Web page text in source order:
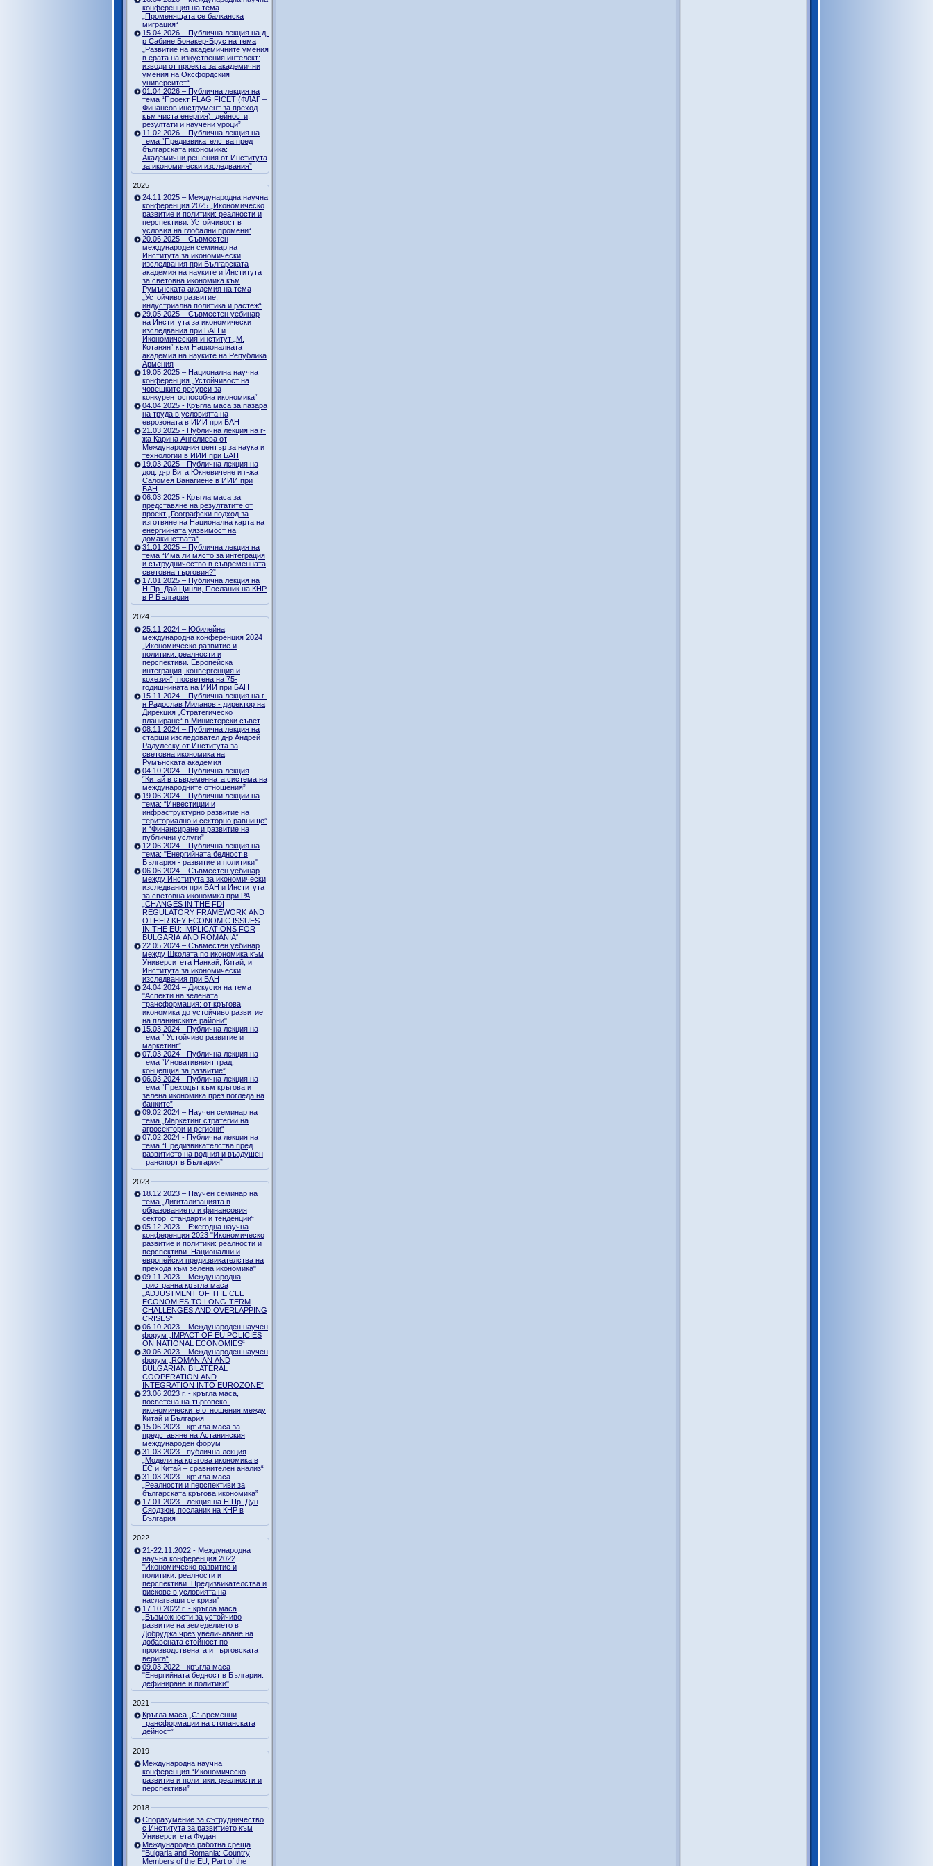
конференция на тема
„Променящата се балканска
миграция“
15.04.2026 – Публична лекция на д-
р Сабине Бонакер-Брус на тема
„Развитие на академичните умения
в ерата на изкуствения интелект:
изводи от проекта за академични
умения на Оксфордския
университет“
01.04.2026 – Публична лекция на
тема “Проект FLAG FICET (ФЛАГ –
Финансов инструмент за преход
към чиста енергия): дейности,
резултати и научени уроци”
11.02.2026 – Публична лекция на
тема “Предизвикателства пред
българската икономика:
Академични решения от Института
за икономически изследвания”
2025
24.11.2025 – Международна научна
конференция 2025 „Икономическо
развитие и политики: реалности и
перспективи. Устойчивост в
условия на глобални промени“
20.06.2025 – Съвместен
международен семинар на
Института за икономически
изследвания при Българската
академия на науките и Института
за световна икономика към
Румънската академия на тема
„Устойчиво развитие,
индустриална политика и растеж“
29.05.2025 – Съвместен уебинар
на Института за икономически
изследвания при БАН и
Икономическия институт „М.
Котанян“ към Националната
академия на науките на Република
Армения
19.05.2025 – Национална научна
конференция „Устойчивост на
човешките ресурси за
конкурентоспособна икономика“
04.04.2025 - Кръгла маса за пазара
на труда в условията на
еврозоната в ИИИ при БАН
21.03.2025 - Публична лекция на г-
жа Карина Ангелиева от
Международния център за наука и
технологии в ИИИ при БАН
19.03.2025 - Публична лекция на
доц. д-р Вита Юкневичене и г-жа
Саломея Ванагиене в ИИИ при
БАН
06.03.2025 - Кръгла маса за
представяне на резултатите от
проект „Географски подход за
изготвяне на Национална карта на
енергийната уязвимост на
домакинствата“
31.01.2025 – Публична лекция на
тема “Има ли място за интеграция
и сътрудничество в съвременната
световна търговия?”
17.01.2025 – Публична лекция на
Н.Пр. Дай Цинли, Посланик на КНР
в Р България
2024
25.11.2024 – Юбилейна
международна конференция 2024
„Икономическо развитие и
политики: реалности и
перспективи. Европейска
интеграция, конвергенция и
кохезия“, посветена на 75-
годишнината на ИИИ при БАН
15.11.2024 – Публична лекция на г-
н Радослав Миланов - директор на
Дирекция „Стратегическо
планиране“ в Министерски съвет
08.11.2024 – Публична лекция на
старши изследовател д-р Андрей
Радулеску от Института за
световна икономика на
Румънската академия
04.10.2024 – Публична лекция
“Китай в съвременната система на
международните отношения”
19.06.2024 – Публични лекции на
тема: “Инвестиции и
инфраструктурно развитие на
териториално и секторно равнище”
и “Финансиране и развитие на
публични услуги”
12.06.2024 – Публична лекция на
тема: "Енергийната бедност в
България - развитие и политики"
06.06.2024 – Съвместен уебинар
между Института за икономически
изследвания при БАН и Института
за световна икономика при РА
„CHANGES IN THE FDI
REGULATORY FRAMEWORK AND
OTHER KEY ECONOMIC ISSUES
IN THE EU: IMPLICATIONS FOR
BULGARIA AND ROMANIA“
22.05.2024 – Съвместен уебинар
между Школата по икономика към
Университета Нанкай, Китай, и
Института за икономически
изследвания при БАН
24.04.2024 – Дискусия на тема
"Аспекти на зелената
трансформация: от кръгова
икономика до устойчиво развитие
на планинските райони"
15.03.2024 - Публична лекция на
тема “ Устойчиво развитие и
маркетинг”
07.03.2024 - Публична лекция на
тема “Иновативният град:
концепция за развитие”
06.03.2024 - Публична лекция на
тема “Преходът към кръгова и
зелена икономика през погледа на
банките”
09.02.2024 – Научен семинар на
тема „Маркетинг стратегии на
агросектори и региони“
07.02.2024 - Публична лекция на
тема “Предизвикателства пред
развитието на водния и въздушен
транспорт в България”
2023
18.12.2023 – Научен семинар на
тема „Дигитализацията в
образованието и финансовия
сектор: стандарти и тенденции“
05.12.2023 – Ежегодна научна
конференция 2023 "Икономическо
развитие и политики: реалности и
перспективи. Национални и
европейски предизвикателства на
прехода към зелена икономика"
09.11.2023 – Международна
тристранна кръгла маса
„ADJUSTMENT OF THE CEE
ECONOMIES TO LONG-TERM
CHALLENGES AND OVERLAPPING
CRISES“
06.10.2023 – Международен научен
форум „IMPACT OF EU POLICIES
ON NATIONAL ECONOMIES“
30.06.2023 – Международен научен
форум „ROMANIAN AND
BULGARIAN BILATERAL
COOPERATION AND
INTEGRATION INTO EUROZONE“
23.06.2023 г. - кръгла маса,
посветена на търговско-
икономическите отношения между
Китай и България
15.06.2023 - кръгла маса за
представяне на Астанинския
международен форум
31.03.2023 - публична лекция
„Модели на кръгова икономика в
ЕС и Китай – сравнителен анализ“
31.03.2023 - кръгла маса
„Реалности и перспективи за
българската кръгова икономика”
17.01.2023 - лекция на Н.Пр. Дун
Сяодзюн, посланик на КНР в
България
2022
21-22.11.2022 - Международна
научна конференция 2022
"Икономическо развитие и
политики: реалности и
перспективи. Предизвикателства и
рискове в условията на
наслагващи се кризи"
17.10.2022 г. - кръгла маса
„Възможности за устойчиво
развитие на земеделието в
Добруджа чрез увеличаване на
добавената стойност по
производствената и търговската
верига“
09.03.2022 - кръгла маса
"Енергийната бедност в България:
дефиниране и политики"
2021
Кръгла маса „Съвременни
трансформации на стопанската
дейност”
2019
Международна научна
конференция “Икономическо
развитие и политики: реалности и
перспективи”
2018
Споразумение за сътрудничество
с Института за развитието към
Университета Фудан
Международна работна среща
"Bulgaria and Romania: Country
Members of the EU, Part of the